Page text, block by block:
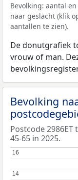
Bevolking: aantal
naar geslacht (klik
aantallen te zien).
De donutgrafiek
vrouw of man.
Bevolking
Postcode
45-65 in 2025.
14
14
16
16